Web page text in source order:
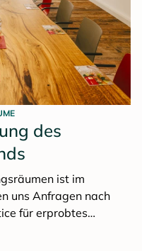
des
ist im
uns Anfragen nach
für erprobtes
Technik und originelle